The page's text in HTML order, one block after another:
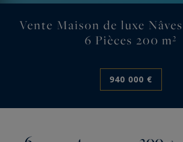
Vente Maison de luxe
6 Pièces 200 m²
940 000 €